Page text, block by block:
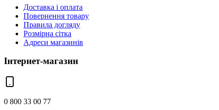
Доставка і оплата
Повернення товару
Правила догляду
Розмірна сітка
Адреси магазинів
Інтернет-магазин
0 800 33 00 77